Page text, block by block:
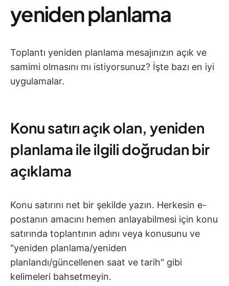
yeniden planlama
Toplantı yeniden planlama mesajınızın açık ve
samimi olmasını mı istiyorsunuz? İşte bazı en iyi
uygulamalar.
Konu satırı açık olan, yeniden
planlama ile ilgili doğrudan bir
açıklama
Konu satırını net bir şekilde yazın. Herkesin e-
postanın amacını hemen anlayabilmesi için konu
satırında toplantının adını veya konusunu ve
"yeniden planlama/yeniden
planlandı/güncellenen saat ve tarih" gibi
kelimeleri bahsetmeyin.